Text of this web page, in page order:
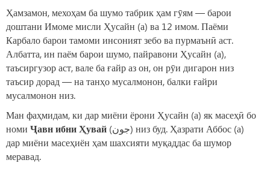
Ҳамзамон, мехоҳам ба шумо табрик ҳам гӯям — барои
доштани Имоме мисли Ҳусайн (а) ва 12 имом. Паёми
Карбало барои тамоми инсоният зебо ва пурмаънӣ аст.
Албатта, ин паём барои шумо, пайравони Ҳусайн (а),
таъсиргузор аст, вале ба ғайр аз он, он рӯи дигарон низ
таъсир дорад — на танҳо мусалмонон, балки ғайри
мусалмонон низ.
Ман фаҳмидам, ки дар миёни ёрони Ҳусайн (а) як масеҳӣ бо
номи Ҷавн ибни Ҳувай (جون) низ буд. Ҳазрати Аббос (а)
дар миёни масеҳиён ҳам шахсияти муқаддас ба шумор
меравад.